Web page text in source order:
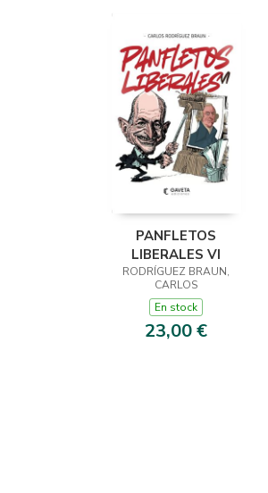
PANFLETOS
LIBERALES VI
RODRÍGUEZ BRAUN,
CARLOS
En stock
23,00 €